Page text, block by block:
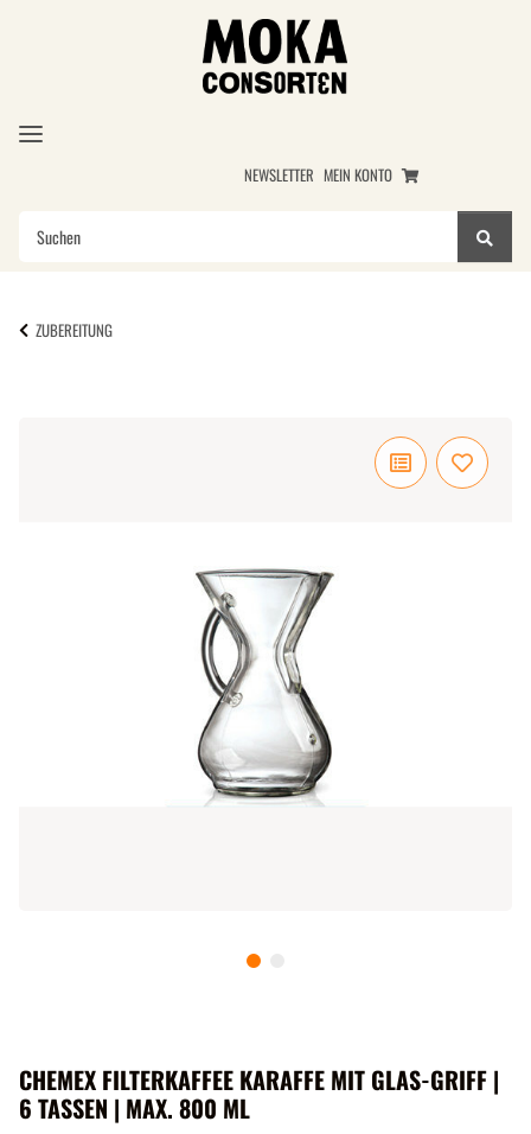
NEWSLETTER MEIN KONTO
ZUBEREITUNG
CHEMEX FILTERKAFFEE KARAFFE MIT GLAS-GRIFF |
6 TASSEN | MAX. 800 ML